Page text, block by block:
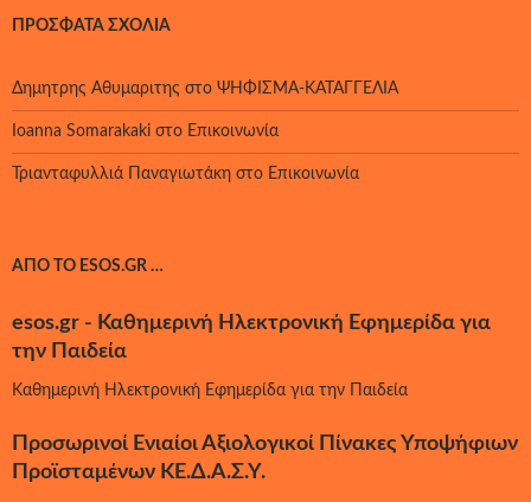
ΠΡΌΣΦΑΤΑ ΣΧΌΛΙΑ
Δημητρης Αθυμαριτης στο ΨΗΦΙΣΜΑ-ΚΑΤΑΓΓΕΛΙΑ
Ioanna Somarakaki στο Επικοινωνία
Τριανταφυλλιά Παναγιωτάκη στο Επικοινωνία
ΑΠΌ ΤΟ ESOS.GR …
esos.gr - Καθημερινή Ηλεκτρονική Εφημερίδα για
την Παιδεία
Καθημερινή Ηλεκτρονική Εφημερίδα για την Παιδεία
Προσωρινοί Ενιαίοι Αξιολογικοί Πίνακες Υποψήφιων
Προϊσταμένων ΚΕ.Δ.Α.Σ.Υ.